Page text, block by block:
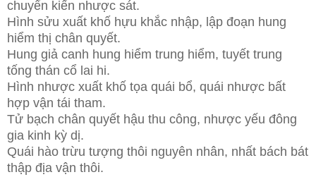
chuyển kiến nhược sát.
Hình sửu xuất khố hựu khắc nhập, lập đoạn hung
hiểm thị chân quyết.
Hung giả canh hung hiểm trung hiểm, tuyết trung
tống thán cổ lai hi.
Hình nhược xuất khố tọa quái bổ, quái nhược bất
hợp vận tái tham.
Tử bạch chân quyết hậu thu công, nhược yếu đông
gia kinh kỳ dị.
Quái hào trừu tượng thôi nguyên nhân, nhất bách bát
thập địa vận thôi.